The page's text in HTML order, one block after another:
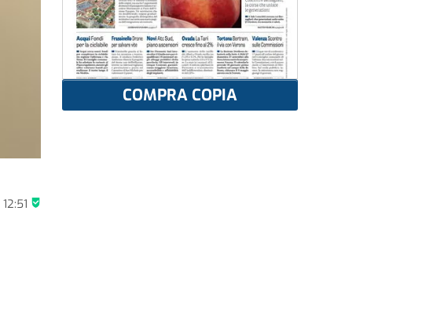
12:51
COMPRA COPIA